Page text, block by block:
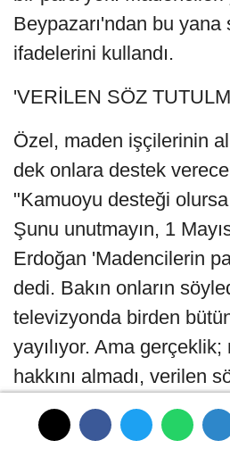
Beypazarı'ndan bu yana
ifadelerini kullandı.
'VERİLEN SÖZ
Özel, maden işçilerinin
dek onlara destek
"Kamuoyu desteği
Şunu unutmayın, 1
Erdoğan 'Madencilerin
dedi. Bakın onların
televizyonda birden
yayılıyor. Ama
hakkını almadı, verilen
daha da yatan bir para
duyurmak için buraya